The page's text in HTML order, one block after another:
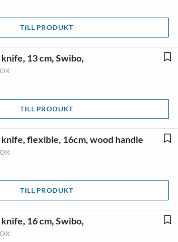
TILL PRODUKT
13 cm, Swibo,
TILL PRODUKT
flexible, 16cm, wood handle
TILL PRODUKT
16 cm, Swibo,